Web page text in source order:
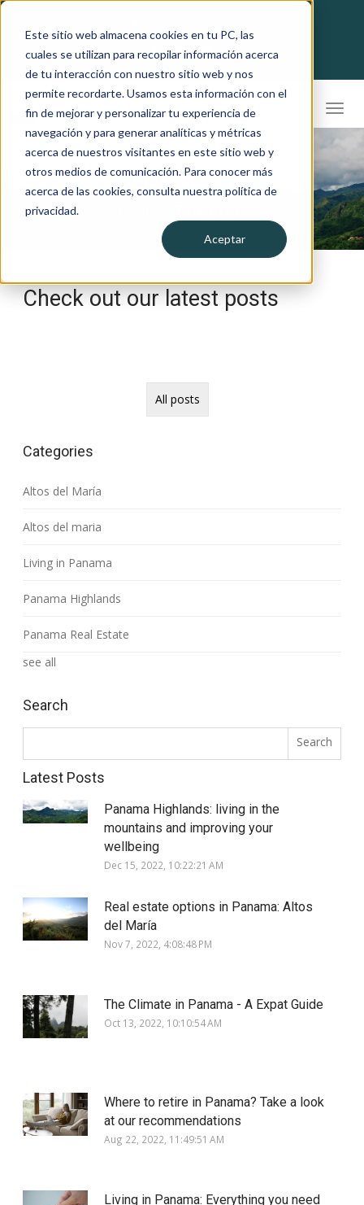
Este sitio web almacena cookies en tu PC, las
cuales se utilizan para recopilar información acerca
de tu interacción con nuestro sitio web y nos
permite recordarte. Usamos esta información con el
fin de mejorar y personalizar tu experiencia de
navegación y para generar analíticas y métricas
acerca de nuestros visitantes en este sitio web y
otros medios de comunicación. Para conocer más
acerca de las cookies, consulta nuestra política de
privacidad.
Aceptar
ALTOS DEL MARIA PANAMA
Check out our latest posts
All posts
Categories
Altos del María
Altos del maria
Living in Panama
Panama Highlands
Panama Real Estate
see all
Search
Search
Latest Posts
Panama Highlands: living in the
mountains and improving your
wellbeing
Dec 15, 2022, 10:22:21 AM
Real estate options in Panama: Altos
del María
Nov 7, 2022, 4:08:48 PM
The Climate in Panama - A Expat Guide
Oct 13, 2022, 10:10:54 AM
Where to retire in Panama? Take a look
at our recommendations
Aug 22, 2022, 11:49:51 AM
Living in Panama: Everything you need